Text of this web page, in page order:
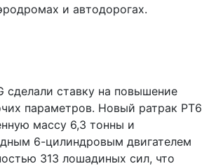
и автодорогах.
сделали ставку на повышение
параметров. Новый ратрак РТ6
массу 6,3 тонны и
6-цилиндровым двигателем
313 лошадиных сил, что